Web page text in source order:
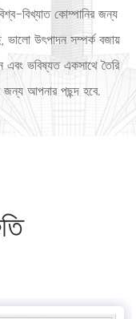
বিখ্যাত কোম্পানির জন্য
ভালো উৎপাদন সম্পর্ক বজায়
এবং ভবিষ্যত একসাথে তৈরি
আপনার পছন্দ হবে.